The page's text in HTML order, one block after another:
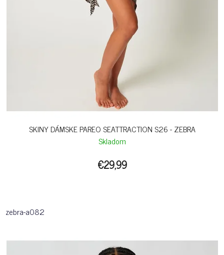
SKINY DÁMSKE PAREO SEATTRACTION S26 - ZEBRA
Skladom
€29,99
zebra-a082